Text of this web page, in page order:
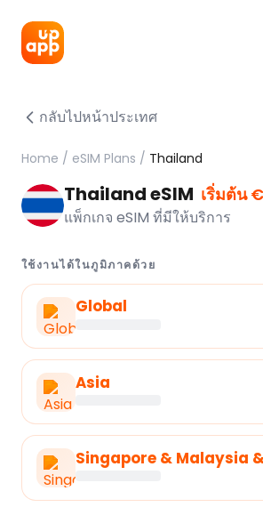
กลับไปหน้าประเทศ
Home / eSIM Plans / Thailand
Thailand eSIM เริ่มต้น
แพ็กเกจ eSIM ที่มีให้บริการ
ใช้งานได้ในภูมิภาคด้วย
Global
Asia
Singapore & Malaysia